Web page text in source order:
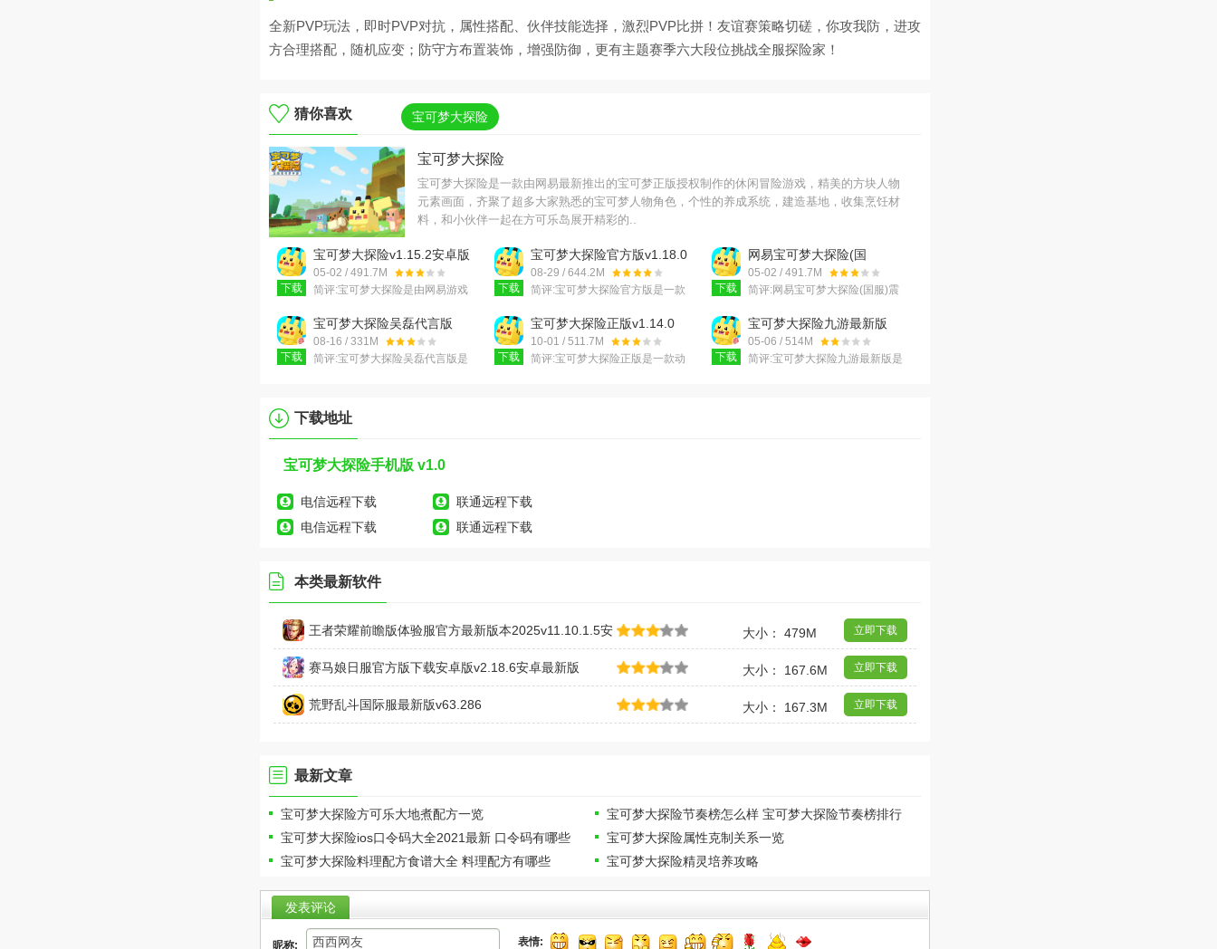
全新PVP玩法，即时PVP对抗，属性搭配、伙伴技能选择，激烈PVP比拼！友谊赛策略切磋，你攻我防，进攻
方合理搭配，随机应变；防守方布置装饰，增强防御，更有主题赛季六大段位挑战全服探险家！
猜你喜欢 宝可梦大探险
宝可梦大探险
宝可梦大探险是一款由网易最新推出的宝可梦正版授权制作的休闲冒险游戏，精美的方块人物
元素画面，齐聚了超多大家熟悉的宝可梦人物角色，个性的养成系统，建造基地，收集烹饪材
料，和小伙伴一起在方可乐岛展开精彩的..
下载
宝可梦大探险v1.15.2安卓版
05-02 / 491.7M
简评:宝可梦大探险是由网易游戏
大作！宝可梦大探险全新的方块
大世界等你来探索冒险
下载
宝可梦大探险官方版v1.18.0
安卓版
08-29 / 644.2M
简评:宝可梦大探险官方版是一款
闲闯关收集手游！宝可梦大探险
官方版游戏继承了经典
下载
网易宝可梦大探险(国
服)v1.15.2 官方版
05-02 / 491.7M
简评:网易宝可梦大探险(国服)震
的宝可梦系列游戏哦,并且招人喜
爱的精灵们也都变成
下载
宝可梦大探险吴磊代言版
v1.2.1安卓版
08-16 / 331M
简评:宝可梦大探险吴磊代言版是
下载
宝可梦大探险正版v1.14.0
安卓版
10-01 / 511.7M
简评:宝可梦大探险正版是一款动
下载
宝可梦大探险九游最新版
v1.15.2 安卓版
05-06 / 514M
简评:宝可梦大探险九游最新版是
下载地址
宝可梦大探险手机版 v1.0
电信远程下载
联通远程下载
电信远程下载
联通远程下载
本类最新软件
王者荣耀前瞻版体验服官方最新版本2025v11.10.1.5安
卓
大小： 479M 立即下载
赛马娘日服官方版下载安卓版v2.18.6安卓最新版 大小： 167.6M 立即下载
荒野乱斗国际服最新版v63.286 大小： 167.3M 立即下载
最新文章
宝可梦大探险方可乐大地煮配方一览
宝可梦大探险节奏榜怎么样 宝可梦大探险节奏榜排行
宝可梦大探险ios口令码大全2021最新 口令码有哪些
宝可梦大探险属性克制关系一览
宝可梦大探险料理配方食谱大全 料理配方有哪些
宝可梦大探险精灵培养攻略
发表评论
昵称: 表情: